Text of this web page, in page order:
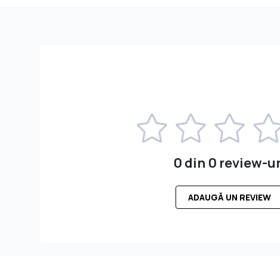
0 din 0 review-
ADAUGĂ UN REVIEW